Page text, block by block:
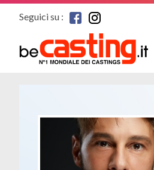
Seguici su :